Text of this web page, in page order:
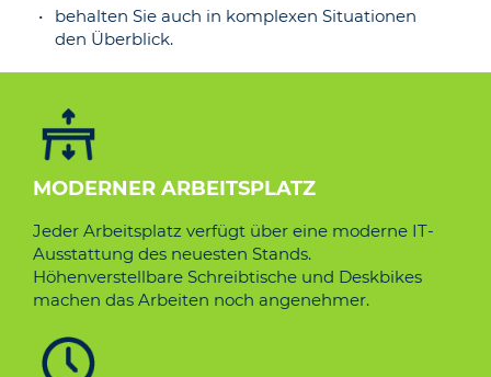
behalten Sie auch in komplexen Situationen
den Überblick.
MODER­NER ARBEI­TSPLAT­Z
Jeder Arbeitsplatz verfügt über eine moderne IT-
Ausstattung des neuesten Stands.
Höhenverstellbare Schreibtische und Deskbikes
machen das Arbeiten noch angenehmer.